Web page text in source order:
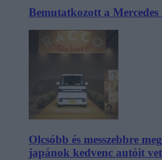
Bemutatkozott a
Olcsóbb és messzebbre
japánok kedvenc autóit